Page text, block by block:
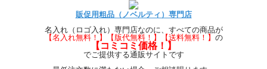
販促用粗品（ノベルティ）専門店
名入れ（ロゴ入れ）専門店なのに、すべての商品が
【名入れ無料！】【版代無料！】【送料無料！】 の
【コミコミ価格！】
でご提供する通販サイトです